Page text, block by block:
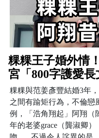
粿粿王子婚外情
宮「800字護愛
粿粿與范姜彥豐結婚3年
之間有踰矩行為，不倫
例，「浩角翔起」阿翔（
年的老婆grace（龔淑卿